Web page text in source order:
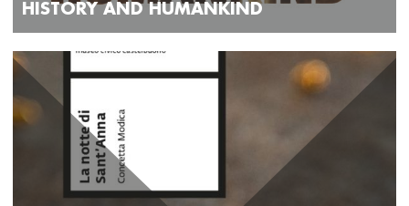
HISTORY AND HUMANKIND